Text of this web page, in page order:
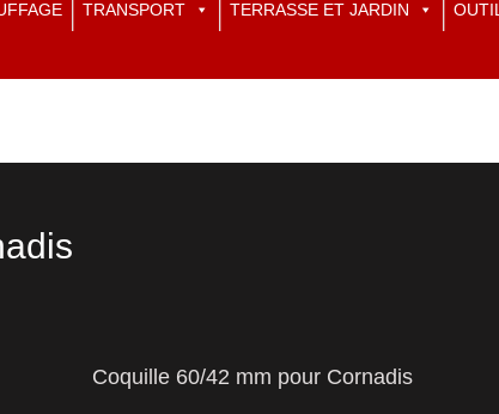
TRANSPORT TERRASSE ET JARDIN
Coquille 60/42 mm pour Cornadis